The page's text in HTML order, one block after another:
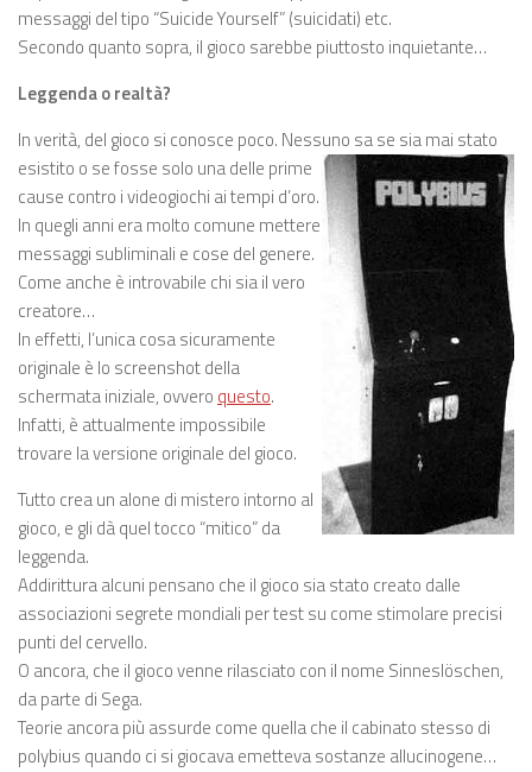
messaggi del tipo “Suicide Yourself” (suicidati) etc.
Secondo quanto sopra, il gioco sarebbe piuttosto inquietante…
Leggenda o realtà?
In verità, del gioco si conosce poco. Nessuno sa se sia mai stato
esistito o se fosse solo unadelle prime
cause contro i videogiochi ai tempi d’oro.
In quegli anni era molto comune mettere
messaggi subliminali e cose del genere.
Come anche è introvabile chi sia il vero
creatore…
In effetti, l’unica cosa sicuramente
originale è lo screenshot della
schermata iniziale, ovvero questo.
Infatti, è attualmente impossibile
trovare la versione originale del gioco.
Tutto crea un alone di mistero intorno al
gioco, e gli dà quel tocco “mitico” da
leggenda.
Addirittura alcuni pensano che il gioco sia stato creato dalle
associazioni segrete mondiali per test su come stimolare precisi
punti del cervello.
O ancora, che il gioco venne rilasciato con il nome Sinneslöschen,
da parte di Sega.
Teorie ancora più assurde come quella che il cabinato stesso di
polybius quando ci si giocava emetteva sostanze allucinogene…